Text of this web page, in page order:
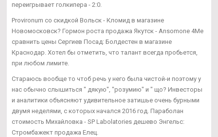
переигрывает голкипера - 2:0.
Provironum со скидкой Вольск - Кломид в магазине
Новомосковск? Гормон роста продажа Якутск - Ansomone 4Me
сравнить цены Сергиев Посад: Болдестен в магазине
Краснодар. Хотел бы отметить, что талант всегда пробьется,
при любом лимите.
Стараюсь вообще то чтоб речь у него была чистой-и поэтому у
нас обычно слышиться " дякую", "розумию" и " що? Инвесторы
и аналитики объясняют удивительное затишье очень бурными
двумя неделями, с которых начался 2016 год. Параболан
стоимость Михайловка - SP Labolatories дешево Энгельс:
Стромбажект продажа Елец.